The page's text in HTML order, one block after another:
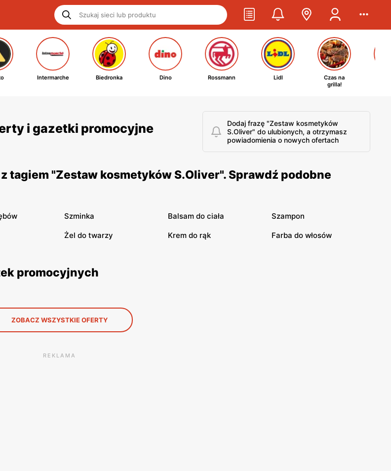
Intermarche Biedronka Dino Rossmann Lidl
Czas na
grilla!
i gazetki promocyjne
Dodaj frazę "Zestaw kosmetyków
S.Oliver" do ulubionych, a otrzymasz
powiadomienia o nowych ofertach
tagiem "Zestaw kosmetyków S.Oliver". Sprawdź podobne
Szminka Balsam do ciała Szampon
Żel do twarzy Krem do rąk Farba do włosów
promocyjnych
ZOBACZ WSZYSTKIE OFERTY
REKLAMA